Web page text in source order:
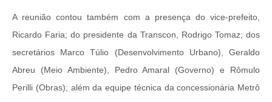
A reunião contou também com a presença do vice-prefeito,
Ricardo Faria; do presidente da Transcon, Rodrigo Tomaz; dos
secretários Marco Túlio (Desenvolvimento Urbano), Geraldo
Abreu (Meio Ambiente), Pedro Amaral (Governo) e Rômulo
Perilli (Obras); além da equipe técnica da concessionária Metrô